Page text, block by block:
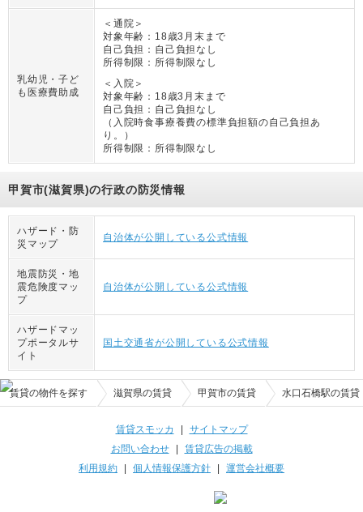
乳幼児・子ど
も医療費助成
＜通院＞
対象年齢： 18歳3月末まで
自己負担： 自己負担なし
所得制限： 所得制限なし
＜入院＞
対象年齢： 18歳3月末まで
自己負担： 自己負担なし
（ 入院時食事療養費の標準負担額の自己負担あ
り。
）
所得制限： 所得制限なし
甲賀市(滋賀県)の行政の防災情報
ハザード・防
災マップ
自治体が公開している公式情報
地震防災・地
震危険度マッ
プ
自治体が公開している公式情報
ハザードマッ
プポータルサ
イト
国土交通省が公開している公式情報
賃貸の物件を探す 滋賀県の賃貸 甲賀市の賃貸 水口石橋駅の賃貸
賃貸スモッカ | サイトマップ
お問い合わせ| 賃貸広告の掲載
利用規約 | 個人情報保護方針 | 運営会社概要